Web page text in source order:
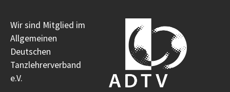
Wir sind Mitglied im
Allgemeinen
Deutschen
Tanzlehrerverband
e.V.